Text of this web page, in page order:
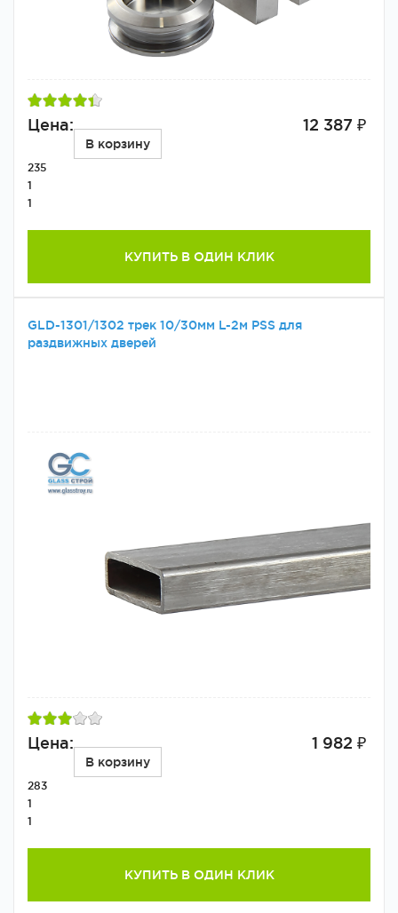
Цена: 12 387 ₽
В корзину
235
1
1
КУПИТЬ В ОДИН КЛИК
GLD-1301/1302 трек 10/30мм L-2м PSS для
раздвижных дверей
Цена: 1 982 ₽
В корзину
283
1
1
КУПИТЬ В ОДИН КЛИК